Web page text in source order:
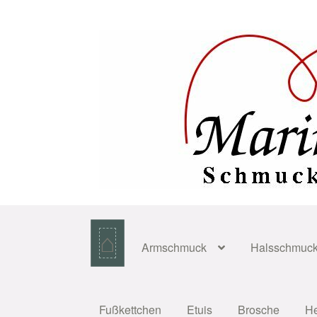
⌂ Armschmuck
Fußkettchen Etuis Brosche